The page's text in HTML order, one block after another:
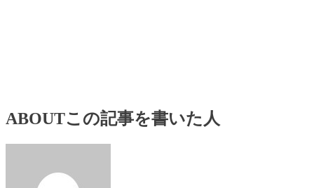
ABOUTこの記事を書いた人